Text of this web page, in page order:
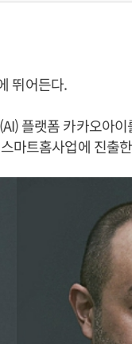
뛰어든다.
플랫폼 카카오아
마트홈사업에 진출